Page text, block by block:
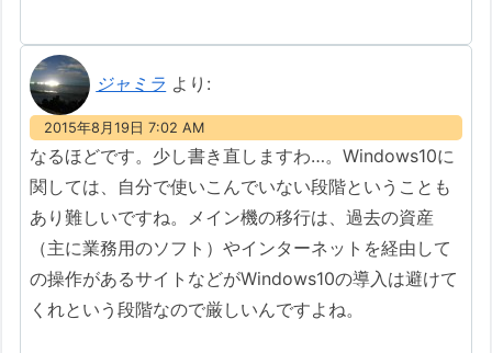
ジャミラ より:
2015年8月19日 7:02 AM
なるほどです。少し書き直しますわ…。Windows10に
関しては、自分で使いこんでいない段階ということも
あり難しいですね。メイン機の移行は、過去の資産
（主に業務用のソフト）やインターネットを経由して
の操作があるサイトなどがWindows10の導入は避けて
くれという段階なので厳しいんですよね。